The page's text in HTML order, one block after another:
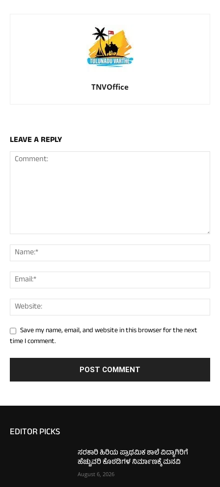
TNVOffice
LEAVE A REPLY
Save my name, email, and website in this browser for the next
time I comment.
EDITOR PICKS
ಸರಕಾರಿ ಹಿರಿಯ ಪ್ರಾಥಮಿಕ ಶಾಲೆ ವಿದ್ಯಾಗಿರಿಗೆ
ಹೆಚ್ಚುವರಿ ಕೊಠಡಿಗಳ ನಿರ್ಮಾಣಕ್ಕೆ ಮನವಿ
August 6, 2026